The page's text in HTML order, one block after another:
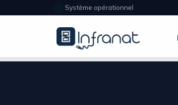
Système opérationnel